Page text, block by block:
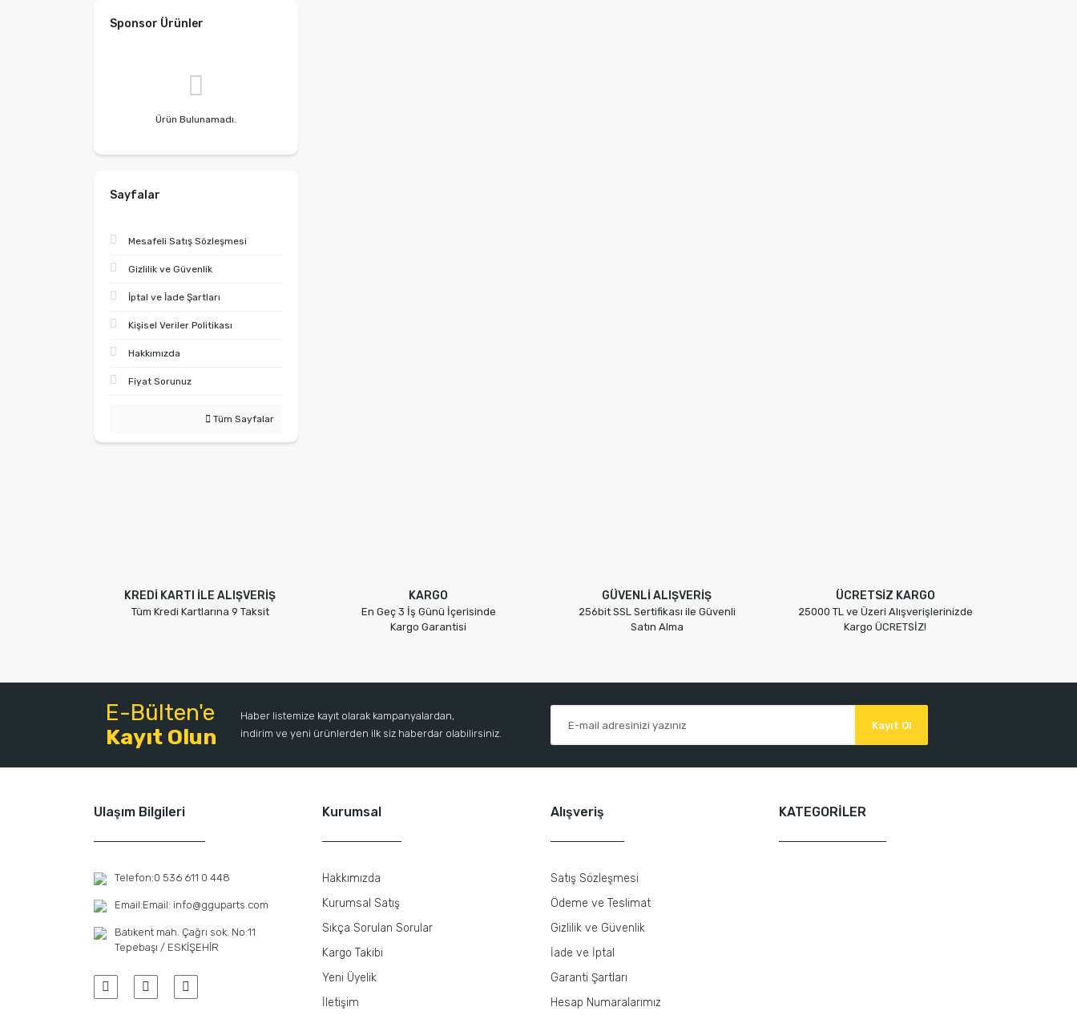
Sponsor Ürünler
Ürün Bulunamadı.
Sayfalar
Mesafeli Satış Sözleşmesi
Gizlilik ve Güvenlik
İptal ve İade Şartları
Kişisel Veriler Politikası
Hakkımızda
Fiyat Sorunuz
Tüm Sayfalar
KREDİ KARTI İLE ALIŞVERİŞ
Tüm Kredi Kartlarına 9 Taksit
KARGO
En Geç 3 İş Günü İçerisinde
Kargo Garantisi
GÜVENLİ ALIŞVERİŞ
256bit SSL Sertifikası ile Güvenli
Satın Alma
ÜCRETSİZ KARGO
25000 TL ve Üzeri Alışverişlerinizde
Kargo ÜCRETSİZ!
E-Bülten'e
Kayıt Olun
Haber listemize kayıt olarak kampanyalardan,
indirim ve yeni ürünlerden ilk siz haberdar olabilirsiniz.
Kayıt Ol
Ulaşım Bilgileri
Telefon:0 536 611 0 448
Email:Email: info@gguparts.com
Batıkent mah. Çağrı sok. No:11
Tepebaşı / ESKİŞEHİR
Kurumsal
Hakkımızda
Kurumsal Satış
Sıkça Sorulan Sorular
Kargo Takibi
Yeni Üyelik
İletişim
Alışveriş
Satış Sözleşmesi
Ödeme ve Teslimat
Gizlilik ve Güvenlik
İade ve İptal
Garanti Şartları
Hesap Numaralarımız
KATEGORİLER